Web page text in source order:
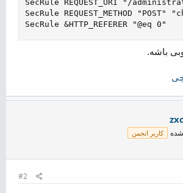
SecRule REQUEST_URI "/
SecRule REQUEST_METHOD "POST"
SecRule &HTTP_REFERER "@eq 0"
باشه.
شده کاربر انجمن
#2